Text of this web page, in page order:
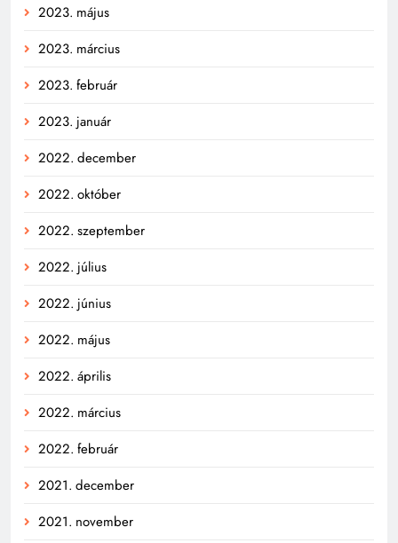
2023. május
2023. március
2023. február
2023. január
2022. december
2022. október
2022. szeptember
2022. július
2022. június
2022. május
2022. április
2022. március
2022. február
2021. december
2021. november